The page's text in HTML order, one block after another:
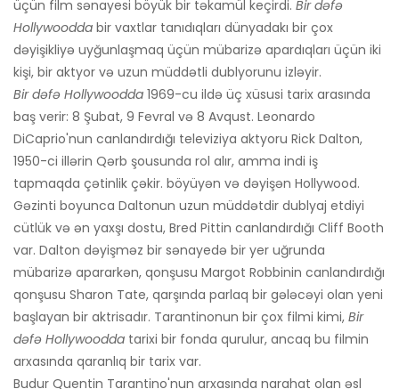
üçün film sənayesi böyük bir təkamül keçirdi. Bir dəfə
Hollywoodda bir vaxtlar tanıdıqları dünyadakı bir çox
dəyişikliyə uyğunlaşmaq üçün mübarizə apardıqları üçün iki
kişi, bir aktyor və uzun müddətli dublyorunu izləyir.
Bir dəfə Hollywoodda 1969-cu ildə üç xüsusi tarix arasında
baş verir: 8 Şubat, 9 Fevral və 8 Avqust. Leonardo
DiCaprio'nun canlandırdığı televiziya aktyoru Rick Dalton,
1950-ci illərin Qərb şousunda rol alır, amma indi iş
tapmaqda çətinlik çəkir. böyüyən və dəyişən Hollywood.
Gəzinti boyunca Daltonun uzun müddətdir dublyaj etdiyi
cütlük və ən yaxşı dostu, Bred Pittin canlandırdığı Cliff Booth
var. Dalton dəyişməz bir sənayedə bir yer uğrunda
mübarizə apararkən, qonşusu Margot Robbinin canlandırdığı
qonşusu Sharon Tate, qarşında parlaq bir gələcəyi olan yeni
başlayan bir aktrisadır. Tarantinonun bir çox filmi kimi, Bir
dəfə Hollywoodda tarixi bir fonda qurulur, ancaq bu filmin
arxasında qaranlıq bir tarix var.
Budur Quentin Tarantino'nun arxasında narahat olan əsl